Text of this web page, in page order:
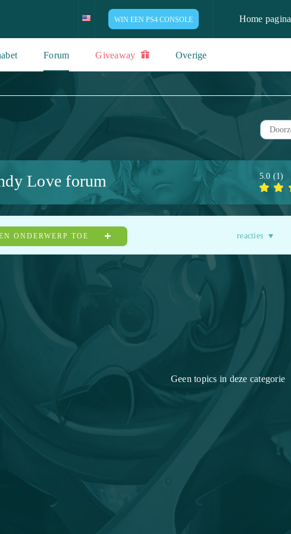
WIN EEN PS4 CONSOLE Home pagina
Forum Giveaway Overige
Love forum 5.0 (1)
ONDERWERP TOE reacties
Geen topics in deze categorie